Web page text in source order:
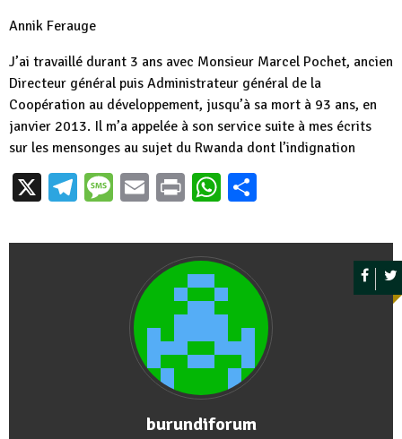
Annik Ferauge
J’ai travaillé durant 3 ans avec Monsieur Marcel Pochet, ancien
Directeur général puis Administrateur général de la
Coopération au développement, jusqu’à sa mort à 93 ans, en
janvier 2013. Il m’a appelée à son service suite à mes écrits
sur les mensonges au sujet du Rwanda dont l’indignation
X Telegram
Message
EmailPrintWhatsApp
burundiforum